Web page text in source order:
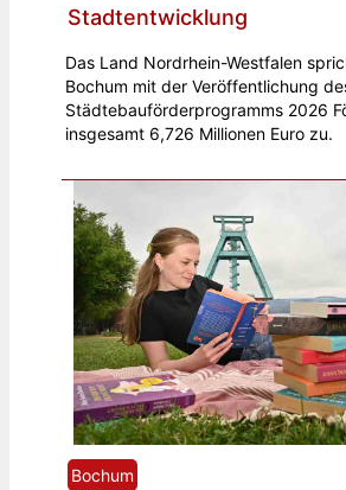
Stadtentwicklung
Das Land Nordrhein-Westfalen
Bochum mit der Veröffentlichung
Städtebauförderprogramms 2026
insgesamt 6,726 Millionen Euro zu.
Bochum